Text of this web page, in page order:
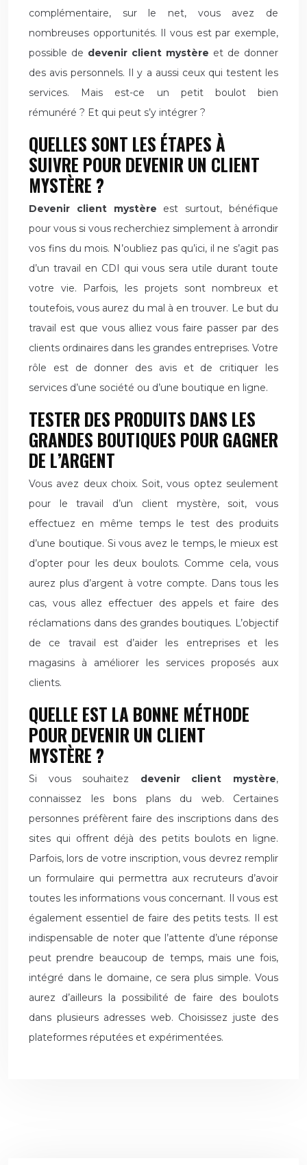
complémentaire, sur le net, vous avez de
nombreuses opportunités. Il vous est par exemple,
possible de devenir client mystère et de donner
des avis personnels. Il y a aussi ceux qui testent les
services. Mais est-ce un petit boulot bien
rémunéré ? Et qui peut s’y intégrer ?
QUELLES SONT LES ÉTAPES À
SUIVRE POUR DEVENIR UN CLIENT
MYSTÈRE ?
Devenir client mystère est surtout, bénéfique
pour vous si vous recherchiez simplement à arrondir
vos fins du mois. N’oubliez pas qu’ici, il ne s’agit pas
d’un travail en CDI qui vous sera utile durant toute
votre vie. Parfois, les projets sont nombreux et
toutefois, vous aurez du mal à en trouver. Le but du
travail est que vous alliez vous faire passer par des
clients ordinaires dans les grandes entreprises. Votre
rôle est de donner des avis et de critiquer les
services d’une société ou d’une boutique en ligne.
TESTER DES PRODUITS DANS LES
GRANDES BOUTIQUES POUR GAGNER
DE L’ARGENT
Vous avez deux choix. Soit, vous optez seulement
pour le travail d’un client mystère, soit, vous
effectuez en même temps le test des produits
d’une boutique. Si vous avez le temps, le mieux est
d’opter pour les deux boulots. Comme cela, vous
aurez plus d’argent à votre compte. Dans tous les
cas, vous allez effectuer des appels et faire des
réclamations dans des grandes boutiques. L’objectif
de ce travail est d’aider les entreprises et les
magasins à améliorer les services proposés aux
clients.
QUELLE EST LA BONNE MÉTHODE
POUR DEVENIR UN CLIENT
MYSTÈRE ?
Si vous souhaitez devenir client mystère,
connaissez les bons plans du web. Certaines
personnes préfèrent faire des inscriptions dans des
sites qui offrent déjà des petits boulots en ligne.
Parfois, lors de votre inscription, vous devrez remplir
un formulaire qui permettra aux recruteurs d’avoir
toutes les informations vous concernant. Il vous est
également essentiel de faire des petits tests. Il est
indispensable de noter que l’attente d’une réponse
peut prendre beaucoup de temps, mais une fois,
intégré dans le domaine, ce sera plus simple. Vous
aurez d’ailleurs la possibilité de faire des boulots
dans plusieurs adresses web. Choisissez juste des
plateformes réputées et expérimentées.